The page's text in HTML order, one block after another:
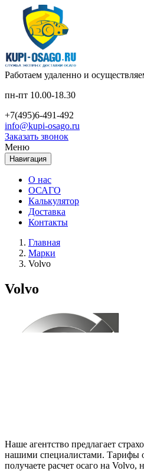
Работаем удаленно и
пн-пт 10.00-18.30
+7(495)6-491-492
info@kupi-osago.ru
Заказать звонок
Меню
Навигация
О нас
ОСАГО
Калькулятор
Доставка
Контакты
Главная
Марки
Volvo
Volvo
Наше агентство предлагает
нашими специалистами. Тарифы
получаете расчет осаго на